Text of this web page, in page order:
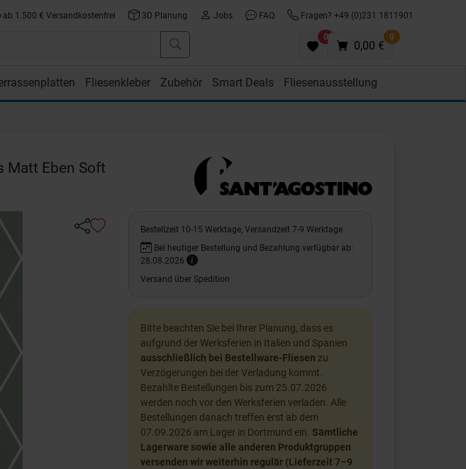
ab 1.500 € Versandkostenfrei 3D Planung Jobs FAQ Fragen? +49 (0)231 1811901
0 0
0,00 €
Fliesenkleber Zubehör Smart Deals Fliesenausstellung
Matt Eben Soft
Bestellzeit 10-15 Werktage, Versandzeit 7-9 Werktage
Bei heutiger Bestellung und Bezahlung verfügbar ab:
28.08.2026
Versand über Spedition
Bitte beachten Sie bei Ihrer Planung, dass es
aufgrund der Werksferien in Italien und Spanien
ausschließlich bei Bestellware-Fliesen zu
Verzögerungen bei der Verladung kommt.
Bezahlte Bestellungen bis zum 25.07.2026
werden noch vor den Werksferien verladen. Alle
Bestellungen danach treffen erst ab dem
07.09.2026 am Lager in Dortmund ein. Sämtliche
Lagerware sowie alle anderen Produktgruppen
versenden wir weiterhin regulär (Lieferzeit 7–9